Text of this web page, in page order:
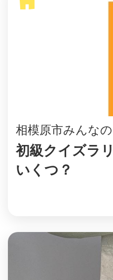
相模原市みんな
初級クイズラ
いくつ？
©︎